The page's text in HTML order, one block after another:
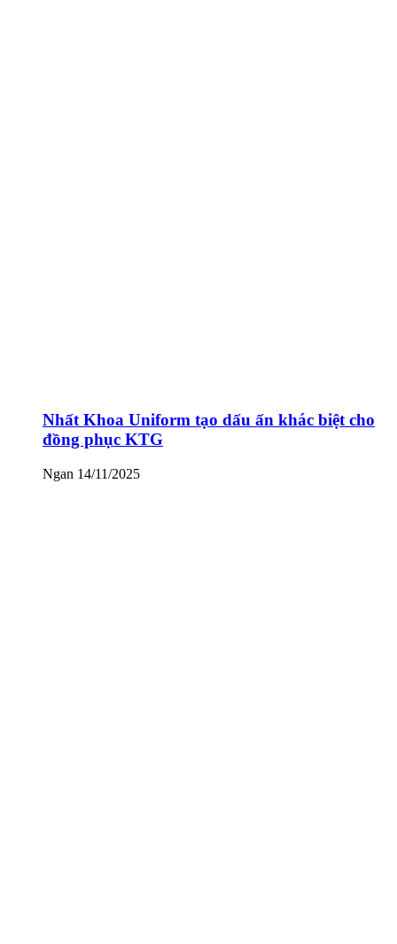
Nhất Khoa Uniform tạo dấu ấn khác biệt cho
đồng phục KTG
Ngan 14/11/2025